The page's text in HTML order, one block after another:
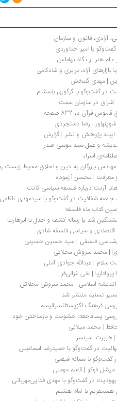
آزادی، قانون و سازمان
با امیر خداوردی
هنر از نگاه نهاماس
بازارهای آزاد، برابری و شادکامی
| مهدی گلبخش
در گفت‌وگو با گرگوری باسشام
در سازمان سمت
قرآن در 832 صفحه
شوپنهاور | رضا دستجردی
پژوهش و نشر | گزارش
و عمل سید موسی صدر
اسراء
مهندس بازرگان به دین و اخلاق محیط زیست
و معرفت | محسن آزموده
آرنت درباره فلسفه سیاسی کانت
جامعه شفافیت در گفت‌وگو با سیدمهدی
کتاب ماه فلسفه
شد یا رساله کشف و جدل با ابرهارت
و سیاسی فلسفه شادی
فلسفی | سید حسین حسینی
| محمد سروش محلاتی
| عبدالله جوادی آملی
| علی غزالی‌فر
اسلامی | محمد سروش محلاتی
تسنیم منتشر شد
فرهنگ اگزیستانسیالیسم
پسافاجعه: خشونت و بازساختن خود
| محمد میلانی
اسپنسر
در گفت‌وگو با حمیدرضا اسماعیلی
گفت‌وگو با سمانه فیضی
میشل فوکو | قاسم مومنی
در گفت‌وگو با مهدی فدایی‌مهربانی
همسفریم با امام هشتم